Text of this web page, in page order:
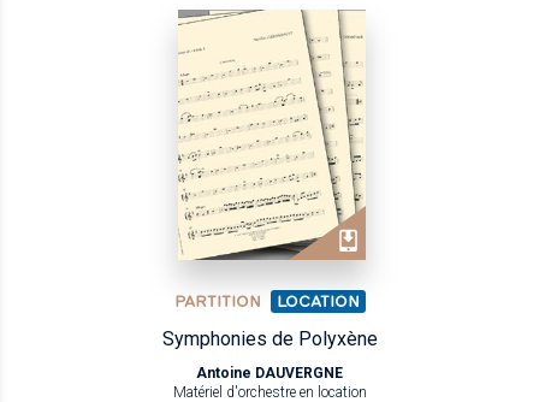
PARTITION LOCATION
Symphonies de Polyxène
Antoine DAUVERGNE
Matériel d'orchestre en location